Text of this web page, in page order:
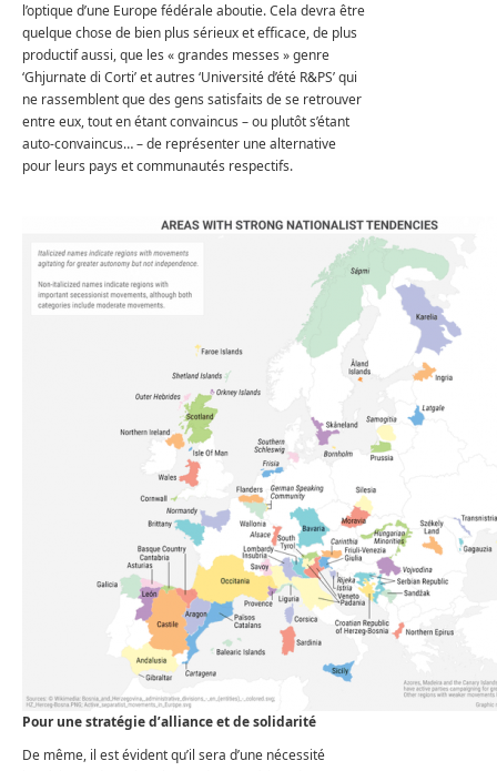
l’optique d’une Europe fédérale aboutie. Cela devra être
quelque chose de bien plus sérieux et efficace, de plus
productif aussi, que les « grandes messes » genre
‘Ghjurnate di Corti’ et autres ‘Université d’été R&PS’ qui
ne rassemblent que des gens satisfaits de se retrouver
entre eux, tout en étant convaincus – ou plutôt s’étant
auto-convaincus… – de représenter une alternative
pour leurs pays et communautés respectifs.
Pour une stratégie d’alliance et de solidarité
De même, il est évident qu’il sera d’une nécessité